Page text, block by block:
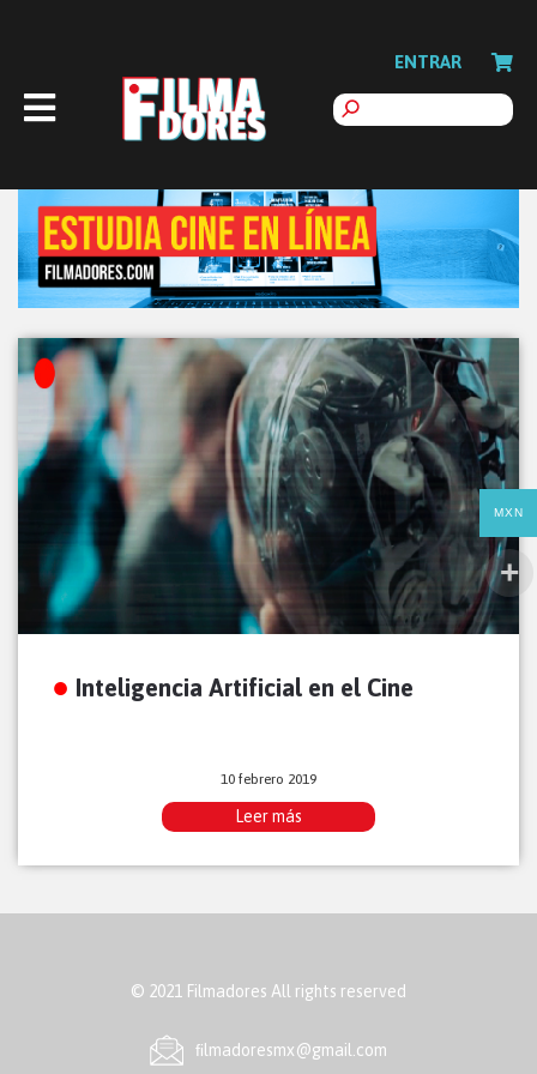
ENTRAR
Inteligencia Artificial en el Cine
10 febrero 2019
Leer más
© 2021 Filmadores All rights reserved
ﬁlmadoresmx@gmail.com
MXN